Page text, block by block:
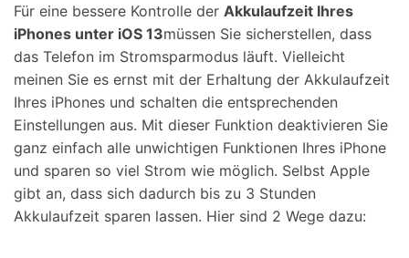
Für eine bessere Kontrolle der Akkulaufzeit Ihres
iPhones unter iOS 13müssen Sie sicherstellen, dass
das Telefon im Stromsparmodus läuft. Vielleicht
meinen Sie es ernst mit der Erhaltung der Akkulaufzeit
Ihres iPhones und schalten die entsprechenden
Einstellungen aus. Mit dieser Funktion deaktivieren Sie
ganz einfach alle unwichtigen Funktionen Ihres iPhone
und sparen so viel Strom wie möglich. Selbst Apple
gibt an, dass sich dadurch bis zu 3 Stunden
Akkulaufzeit sparen lassen. Hier sind 2 Wege dazu: